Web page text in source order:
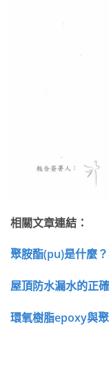
相關文章連結：
聚胺酯(pu)是什麼
屋頂防水漏水的正
環氧樹脂epoxy與